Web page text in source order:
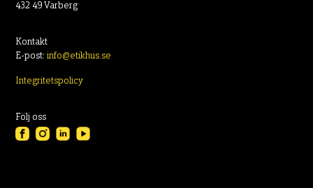
432 49 Varberg
Kontakt
E-post:info@etikhus.se
Integritetspolicy
Följ oss